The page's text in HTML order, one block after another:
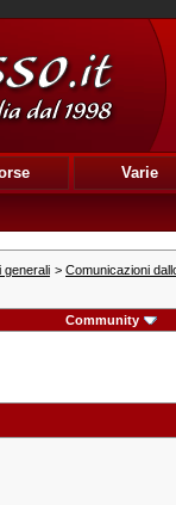
Varie
generali > Comunicazioni
Community